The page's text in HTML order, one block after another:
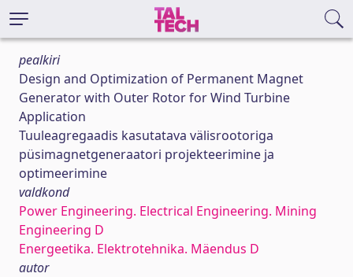
pealkiri
Design and Optimization of Permanent Magnet
Generator with Outer Rotor for Wind Turbine
Application
Tuuleagregaadis kasutatava välisrootoriga
püsimagnetgeneraatori projekteerimine ja
optimeerimine
valdkond
Power Engineering. Electrical Engineering. Mining
Engineering D
Energeetika. Elektrotehnika. Mäendus D
autor